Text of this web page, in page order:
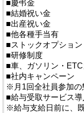
■慶弔金
■結婚祝い金
■出産祝い金
■他各種手当有
■ストックオプション
■研修制度
■車、ガソリン・
■社内キャンペーン
※月1回全社員参加の
■給与受取サービス導
※給与支給日前に、